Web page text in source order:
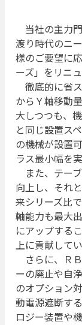
当社の主力
渡り時代のニ
様のご要望に
ーズ」をリニ
徹底的に省
からＹ軸移動
大しつつも、
と同じ設置ス
の機械が設置
ラス最小幅を
また、テー
向上し、それ
来シリーズ比
軸能力も最大
にアップする
上に貢献してい
さらに、Ｒ
ーの廃止や自
のオプション
動電源遮断す
ロジー装置や